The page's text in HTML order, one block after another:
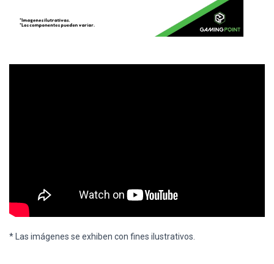
* Las imágenes se exhiben con fines ilustrativos.